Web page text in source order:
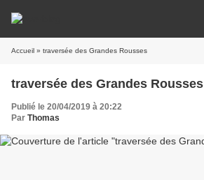
Accueil » traversée des Grandes Rousses
traversée des Grandes Rousses
Publié le 20/04/2019 à 20:22
Par Thomas